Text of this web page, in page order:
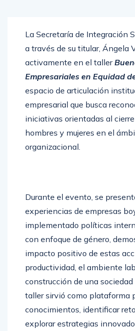
La Secretaría de Integración
a través de su titular, Ángela
activamente en el taller
Empresariales en Equidad
espacio de articulación
empresarial que busca
iniciativas orientadas al
hombres y mujeres en el
organizacional.
Durante el evento, se
experiencias de empresas
implementado políticas
con enfoque de género,
impacto positivo de estas
productividad, el ambiente
construcción de una
taller sirvió como plataforma
conocimientos, identificar
explorar estrategias